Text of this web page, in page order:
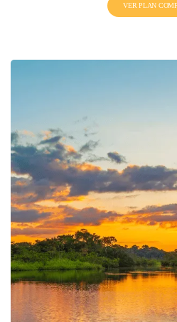
VER PLAN